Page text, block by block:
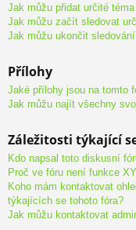
Jak můžu přidat určité
Jak můžu začít sledovat
Jak můžu ukončit
Přílohy
Jaké přílohy jsou na tomto
Jak můžu najít všechny
Záležitosti týkající
Kdo napsal toto diskusní
Proč ve fóru není funkce
Koho mám kontaktovat
týkajících se tohoto fóra?
Jak můžu kontaktovat